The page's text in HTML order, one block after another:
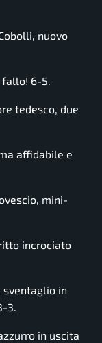
nuovo
fallo! 6-5.
tedesco, due
affidabile e
mini-
incrociato
sventaglio in
3.
in uscita